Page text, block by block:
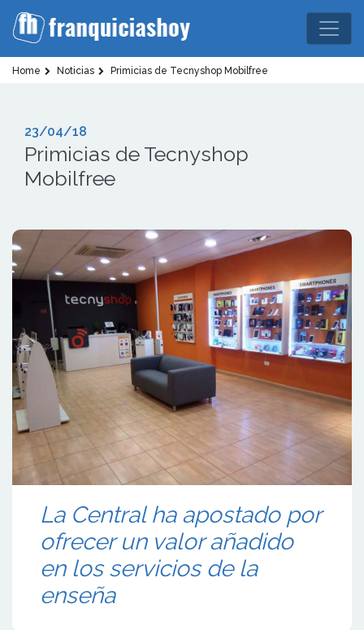
Home Noticias Primicias de Tecnyshop Mobilfree
23/04/18
Primicias de Tecnyshop
Mobilfree
La Central ha apostado por
ofrecer un valor añadido
en los servicios de la
enseña